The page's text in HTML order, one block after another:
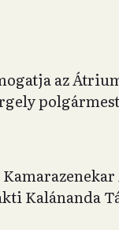
az
Kalánanda